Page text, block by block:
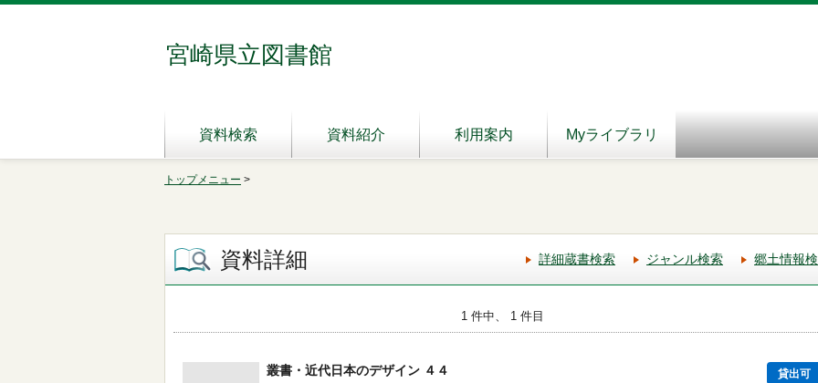
宮崎県立図書館
資料検索 資料紹介 利用案内 Myライブラリ
トップメニュー >
資料詳細 詳細蔵書検索 ジャンル検索 郷土情報
1 件中、 1 件目
叢書・近代日本のデザイン ４４ 貸出可